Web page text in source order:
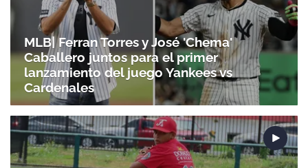
MLB| Ferran Torres y José 'Chema'
Caballero juntos para el primer
lanzamiento del juego Yankees vs
Cardenales